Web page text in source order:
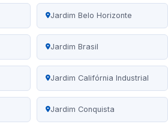
Jardim Belo Horizonte
Jardim Brasil
Jardim Califórnia Industrial
Jardim Conquista